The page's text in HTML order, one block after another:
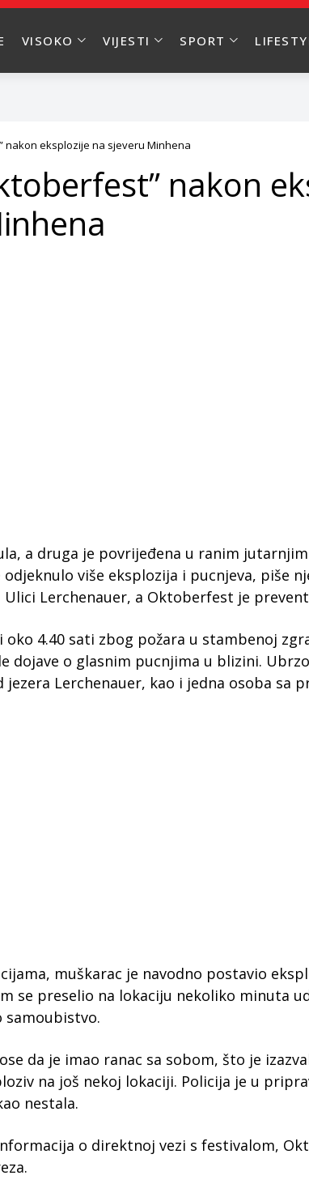
VISOKO VIJESTI SPORT
nakon eksplozije na sjeveru Minhena
nakon
a druga je povrijeđena u ranim
više eksplozija i pucnjeva, piše
Lerchenauer, a Oktoberfest je
oko 4.40 sati zbog požara u stambenoj
dojave o glasnim pucnjima u blizini.
Lerchenauer, kao i jedna osoba sa
muškarac je navodno postavio
se preselio na lokaciju nekoliko minuta
samoubistvo.
da je imao ranac sa sobom, što je
na još nekoj lokaciji. Policija je u
nestala.
o direktnoj vezi s festivalom,